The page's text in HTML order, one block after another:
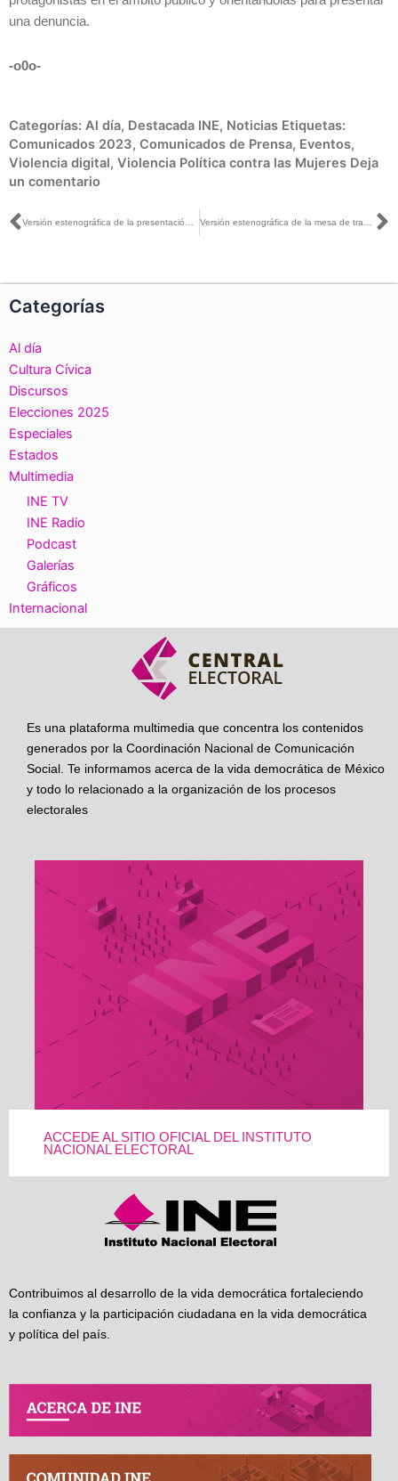
una denuncia.
-o0o-
Categorías: Al día, Destacada INE, Noticias Etiquetas:
Comunicados 2023, Comunicados de Prensa, Eventos,
Violencia digital, Violencia Política contra las Mujeres Deja
un comentario
Ant Versión estenográfica de la presentación de la guía: Enfrentando la violencia política contra las mujeres en FB, Whats app e Instagram, del foro Impacto de la violencia digital y mediática en la mujeres políticas Versión estenográfica de la mesa de trabajo: Testimonios sobre violencia digital y mediática, en el marco del evento, Impacto de la violencia digital y mediática en las mujeres políticas
Categorías
Al día
Cultura Cívica
Discursos
Elecciones 2025
Especiales
Estados
Multimedia
INE TV
INE Radio
Podcast
Galerías
Gráficos
Internacional
Es una plataforma multimedia que concentra los contenidos
generados por la Coordinación Nacional de Comunicación
Social. Te informamos acerca de la vida democrática de México
y todo lo relacionado a la organización de los procesos
electorales
ACCEDE AL SITIO OFICIAL DEL INSTITUTO
NACIONAL ELECTORAL
Contribuimos al desarrollo de la vida democrática fortaleciendo
la confianza y la participación ciudadana en la vida democrática
y política del país.